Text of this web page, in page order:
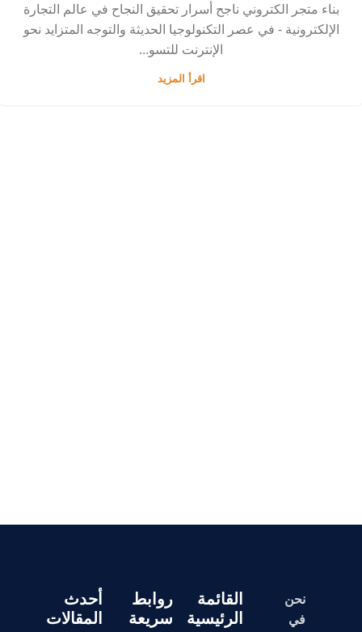
بناء متجر الكتروني ناجح أسرار تحقيق النجاح في عالم التجارة
الإلكترونية - في عصر التكنولوجيا الحديثة والتوجه المتزايد نحو
الإنترنت للتسو...
اقرأ المزيد
نحن
في
القائمة
الرئيسية
روابط
سريعة
أحدث
المقالات